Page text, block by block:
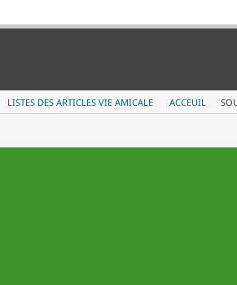
LISTES DES ARTICLES VIE AMICALE ACCEUIL